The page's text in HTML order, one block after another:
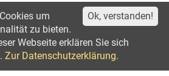
Datenschutz
Barrierefreiheit
Ok, verstanden!
um
zu bieten.
Webseite erklären Sie sich
Zur Datenschutzerklärung.